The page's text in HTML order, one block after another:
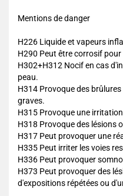
Mentions de danger
H226 Liquide et vapeurs
H290 Peut être corrosif pour
H302+H312 Nocif en cas
peau.
H314 Provoque des
graves.
H315 Provoque une
H318 Provoque des lésions
H317 Peut provoquer une
H335 Peut irriter les voies
H336 Peut provoquer
H373 Peut provoquer des
d'expositions répétées ou